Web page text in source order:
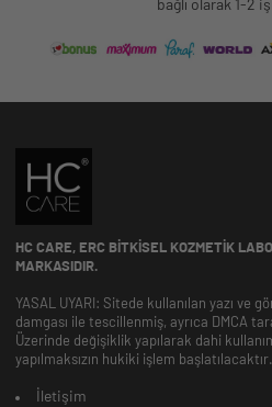
bağlı olarak 1-2
HC CARE, ERC BITKISEL KOZMETIK
MARKASIDIR.
YASAL UYARI: Sitede kullanılan yazı ve
damgası ile tescillenmiş, ayrıca DMCA
Üzerinde değişiklik yapılarak dahi
yapılmaksızın hukiki işlem başlatılacaktır.
İletişim